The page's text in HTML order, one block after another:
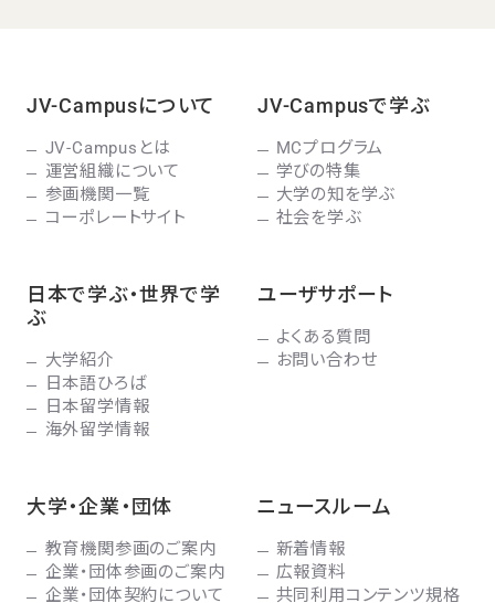
JV-Campusについて
JV-Campusとは
運営組織について
参画機関一覧
コーポレートサイト
JV-Campusで学ぶ
MCプログラム
学びの特集
大学の知を学ぶ
社会を学ぶ
日本で学ぶ・世界で学
ぶ
大学紹介
日本語ひろば
日本留学情報
海外留学情報
ユーザサポート
よくある質問
お問い合わせ
大学・企業・団体
教育機関参画のご案内
企業・団体参画のご案内
企業・団体契約について
ニュースルーム
新着情報
広報資料
共同利用コンテンツ規格